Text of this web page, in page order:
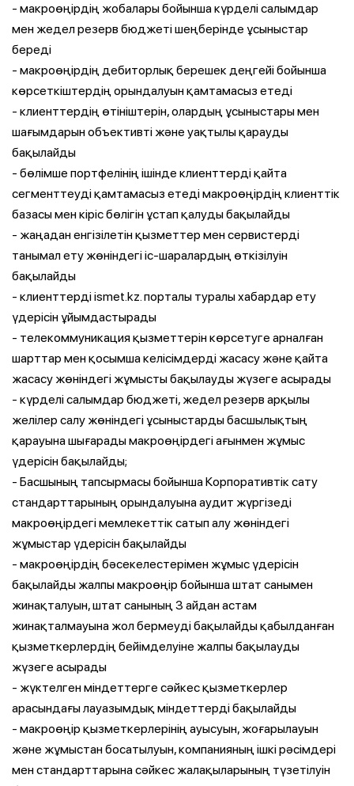
- макроөңірдің жобалары бойынша күрделі салымдар
мен жедел резерв бюджеті шеңберінде ұсыныстар
береді
- макроөңірдің дебиторлық берешек деңгейі бойынша
көрсеткіштердің орындалуын қамтамасыз етеді
- клиенттердің өтініштерін, олардың ұсыныстары мен
шағымдарын объективті және уақтылы қарауды
бақылайды
- бөлімше портфелінің ішінде клиенттерді қайта
сегменттеуді қамтамасыз етеді макроөңірдің клиенттік
базасы мен кіріс бөлігін ұстап қалуды бақылайды
- жаңадан енгізілетін қызметтер мен сервистерді
танымал ету жөніндегі іс-шаралардың өткізілуін
бақылайды
- клиенттерді ismet.kz. порталы туралы хабардар ету
үдерісін ұйымдастырады
- телекоммуникация қызметтерін көрсетуге арналған
шарттар мен қосымша келісімдерді жасасу және қайта
жасасу жөніндегі жұмысты бақылауды жүзеге асырады
- күрделі салымдар бюджеті, жедел резерв арқылы
желілер салу жөніндегі ұсыныстарды басшылықтың
қарауына шығарады макроөңірдегі ағынмен жұмыс
үдерісін бақылайды;
- Басшының тапсырмасы бойынша Корпоративтік сату
стандарттарының орындалуына аудит жүргізеді
макроөңірдегі мемлекеттік сатып алу жөніндегі
жұмыстар үдерісін бақылайды
- макроөңірдің бәсекелестерімен жұмыс үдерісін
бақылайды жалпы макроөңір бойынша штат санымен
жинақталуын, штат санының 3 айдан астам
жинақталмауына жол бермеуді бақылайды қабылданған
қызметкерлердің бейімделуіне жалпы бақылауды
жүзеге асырады
- жүктелген міндеттерге сәйкес қызметкерлер
арасындағы лауазымдық міндеттерді бақылайды
- макроөңір қызметкерлерінің ауысуын, жоғарылауын
және жұмыстан босатылуын, компанияның ішкі рәсімдері
мен стандарттарына сәйкес жалақыларының түзетілуін